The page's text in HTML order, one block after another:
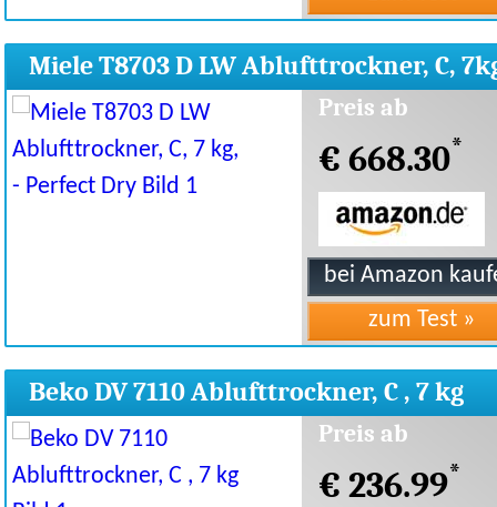
Miele T8703 D LW Ablufttrockner, C,
Perfect Dry
Preis ab
€ 668.30*
Beko DV 7110 Ablufttrockner, C , 7 kg
Preis ab
€ 236.99*